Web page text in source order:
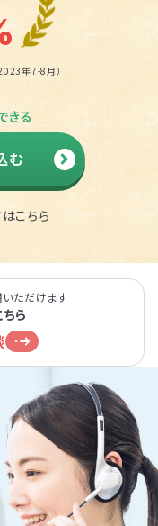
年7-8月）
きる
む
こちら
ただけます
ら